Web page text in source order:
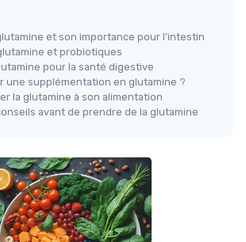
et son importance pour l’intestin
et probiotiques
pour la santé digestive
une supplémentation en glutamine ?
la glutamine à son alimentation
avant de prendre de la glutamine